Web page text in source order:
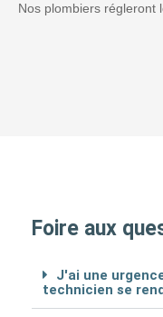
Nos plombiers régleront
Foire aux
J'ai une
technicien se